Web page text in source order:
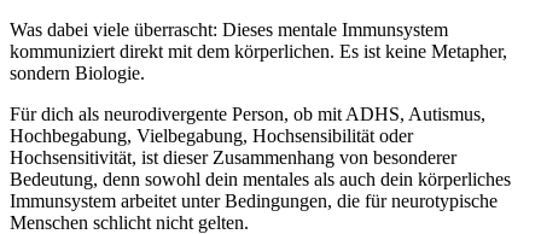
Was dabei viele überrascht: Dieses mentale Immunsystem
kommuniziert direkt mit dem körperlichen. Es ist keine Metapher,
sondern Biologie.
Für dich als neurodivergente Person, ob mit ADHS, Autismus,
Hochbegabung, Vielbegabung, Hochsensibilität oder
Hochsensitivität, ist dieser Zusammenhang von besonderer
Bedeutung, denn sowohl dein mentales als auch dein körperliches
Immunsystem arbeitet unter Bedingungen, die für neurotypische
Menschen schlicht nicht gelten.